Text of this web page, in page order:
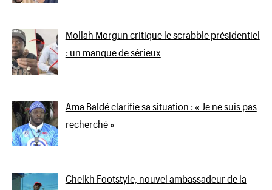
Mollah Morgun critique le scrabble présidentiel
: un manque de sérieux
Ama Baldé clarifie sa situation : « Je ne suis pas
recherché »
Cheikh Footstyle, nouvel ambassadeur de la